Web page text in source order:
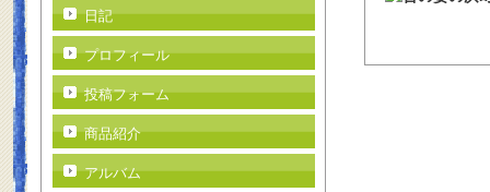
日記
プロフィール
投稿フォーム
商品紹介
アルバム